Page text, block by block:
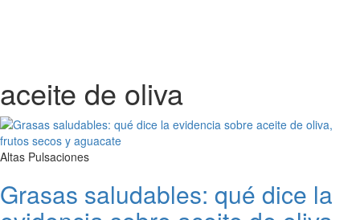
aceite de oliva
Altas Pulsaciones
Grasas saludables: qué dice la